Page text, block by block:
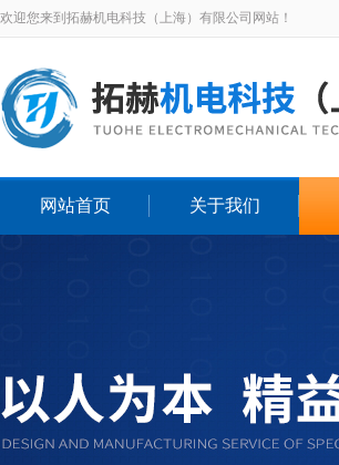
欢迎您来到拓赫机电科技（上海）有限公司网站！
网站首页 关于我们